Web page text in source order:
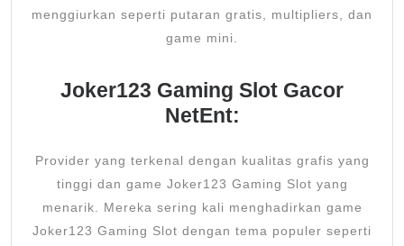
menggiurkan seperti putaran gratis, multipliers, dan
game mini.
Joker123 Gaming Slot Gacor
NetEnt:
Provider yang terkenal dengan kualitas grafis yang
tinggi dan game Joker123 Gaming Slot yang
menarik. Mereka sering kali menghadirkan game
Joker123 Gaming Slot dengan tema populer seperti